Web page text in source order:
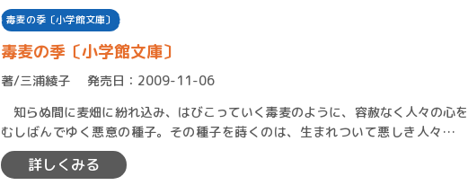
毒麦の季〔小学館文庫〕
毒麦の季〔小学館文庫〕
著/三浦綾子
発売日：2009-11-06
知らぬ間に麦畑に紛れ込み、はびこっていく毒麦のように、容赦なく人々の心を
むしばんでゆく悪意の種子。その種子を蒔くのは、生まれついて悪しき人々なの
か、あるいは無垢と見える我々自身なのか。…
詳しくみる